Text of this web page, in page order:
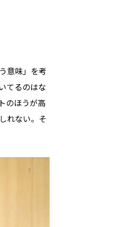
意味」を考
てるのはな
のほうが高
れない。そ